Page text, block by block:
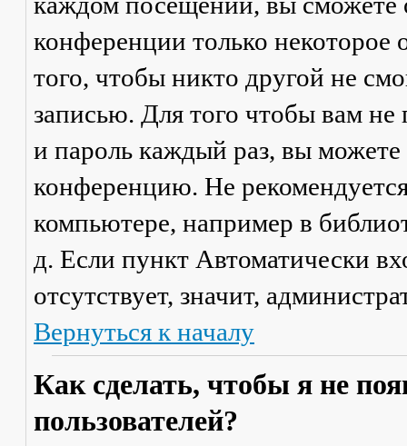
конференции только некоторое
того, чтобы никто другой не
записью. Для того чтобы вам не
и пароль каждый раз, вы
конференцию. Не
компьютере, например в
д. Если пункт Автоматически
отсутствует, значит,
Вернуться к началу
Как сделать, чтобы я не
пользователей?